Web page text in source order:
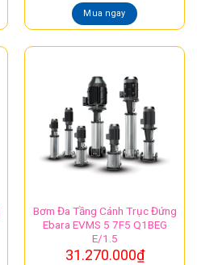
Mua ngay
Bơm Đa Tầng Cánh Trục Đứng
Ebara EVMS 5 7F5 Q1BEG
E/1.5
31.270.000₫